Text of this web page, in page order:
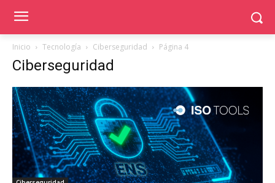
Inicio Tecnología Ciberseguridad Página 4
Ciberseguridad